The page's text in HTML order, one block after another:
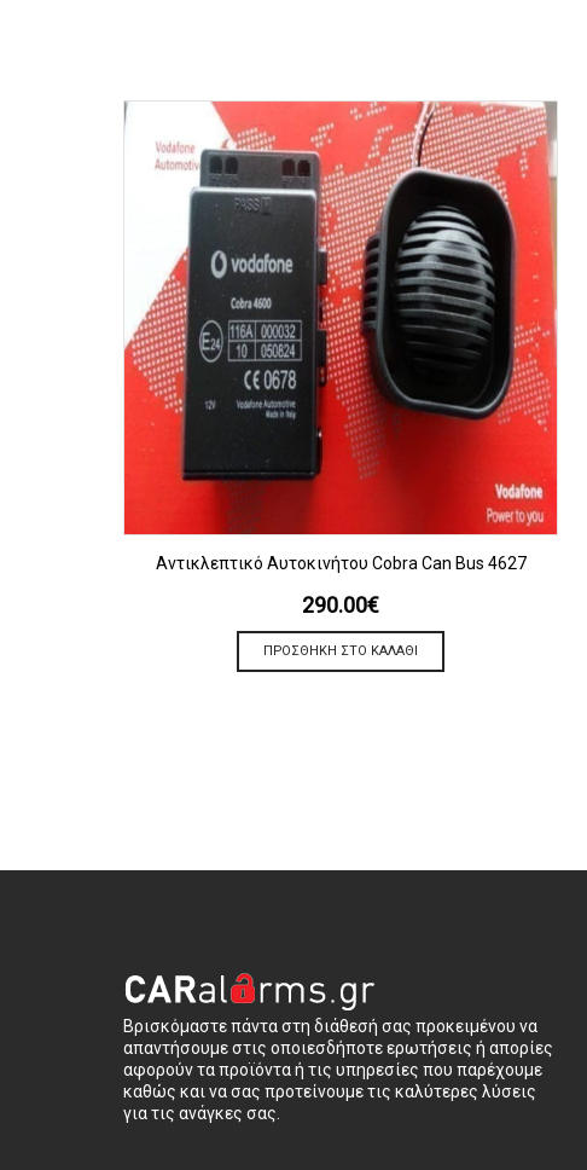
ΠΡΟΒΟΛΗ
Αντικλεπτικό Αυτοκινήτου Cobra Can Bus 4627
290.00€
ΠΡΟΣΘΉΚΗ ΣΤΟ ΚΑΛΆΘΙ
Βρισκόμαστε πάντα στη διάθεσή σας προκειμένου να
απαντήσουμε στις οποιεσδήποτε ερωτήσεις ή απορίες
αφορούν τα προϊόντα ή τις υπηρεσίες που παρέχουμε
καθώς και να σας προτείνουμε τις καλύτερες λύσεις
για τις ανάγκες σας.